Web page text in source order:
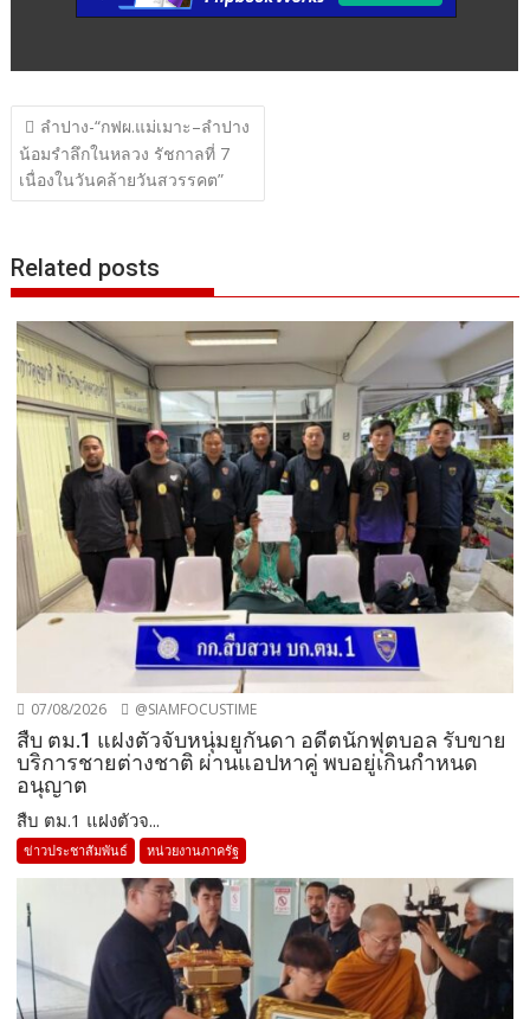
แนะแนว
เรื่อง
ลำปาง-“กฟผ.แม่เมาะ–ลำปาง
น้อมรำลึกในหลวง รัชกาลที่ 7
เนื่องในวันคล้ายวันสวรรคต”
Related posts
07/08/2026 @SIAMFOCUSTIME
สืบ ตม.1 แฝงตัวจับหนุ่มยูกันดา อดีตนักฟุตบอล รับขาย
บริการชายต่างชาติ ผ่านแอปหาคู่ พบอยู่เกินกำหนด
อนุญาต
สืบ ตม.1 แฝงตัวจ...
ข่าวประชาสัมพันธ์ หน่วยงานภาครัฐ